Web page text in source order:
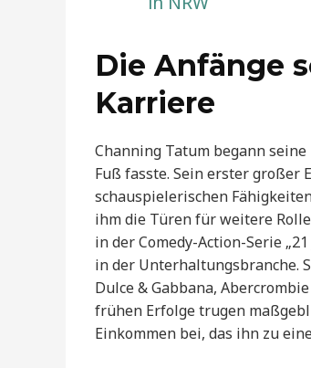
Die Anfänge
Karriere
Channing Tatum begann
Fuß fasste. Sein erster großer
schauspielerischen
ihm die Türen für weitere
in der Comedy-Action-Serie
in der Unterhaltungsbranche.
Dulce & Gabbana,
frühen Erfolge trugen
Einkommen bei, das ihn zu